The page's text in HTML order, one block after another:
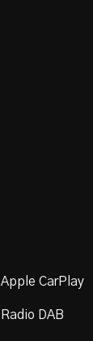
Apple CarPlay
Radio DAB